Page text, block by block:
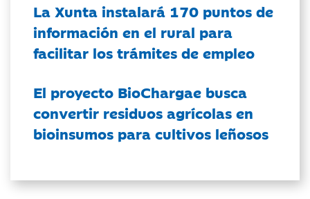
La Xunta instalará 170 puntos de
información en el rural para
facilitar los trámites de empleo
El proyecto BioChargae busca
convertir residuos agrícolas en
bioinsumos para cultivos leñosos